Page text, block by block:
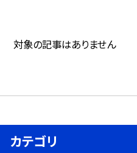
対象の記事はありません
カテゴリ